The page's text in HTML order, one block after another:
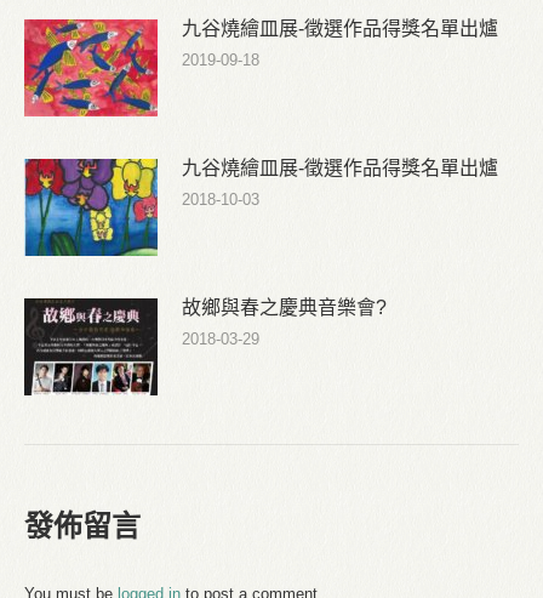
九谷燒繪皿展-徵選作品得獎名單出爐
2019-09-18
九谷燒繪皿展-徵選作品得獎名單出爐
2018-10-03
故鄉與春之慶典音樂會?
2018-03-29
發佈留言
You must be logged in to post a comment.